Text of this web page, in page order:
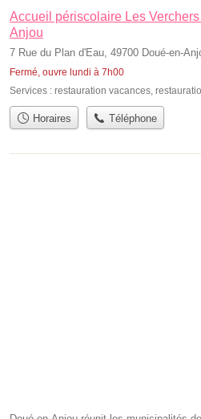
Accueil périscolaire Les
Anjou
7 Rue du Plan d'Eau, 49700 Doué-en-
Fermé, ouvre lundi à 7h00
Services : restauration vacances,
Horaires Téléphone